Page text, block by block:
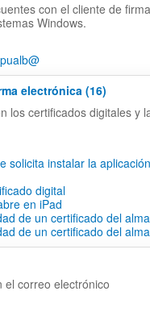
con el cliente de firma
Windows.
electrónica (16)
los certificados digitales y
solicita instalar la
digital
en iPad
de un certificado del
de un certificado del
el correo electrónico